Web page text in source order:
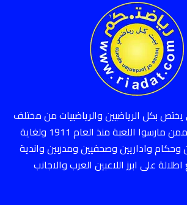
بكل الرياضيين والرياضييات من مختلف
الاعمار والألعاب ممن مارسوا اللعبة منذ العام 1911 ولغاية
وحكام واداريين وصحفيين ومدربين واندية
على ابرز اللاعبين العرب والاجانب